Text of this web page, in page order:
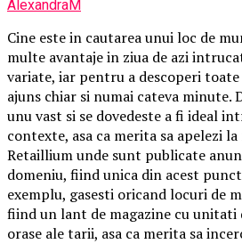
AlexandraM
Cine este in cautarea unui loc de
multe avantaje in ziua de azi
variate, iar pentru a descoperi
ajuns chiar si numai cateva minute.
unu vast si se dovedeste a fi ideal
contexte, asa ca merita sa apelezi
Retaillium unde sunt publicate
domeniu, fiind unica din acest punct
exemplu, gasesti oricand locuri de
fiind un lant de magazine cu unitati
orase ale tarii, asa ca merita sa